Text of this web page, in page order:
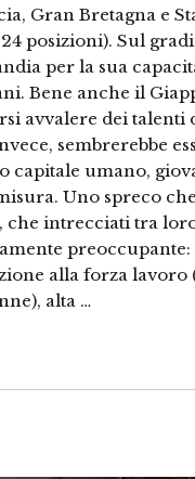
Gran Bretagna e
posizioni). Sul
per la sua
Bene anche il
avvalere dei talenti
sembrerebbe
capitale umano,
Uno spreco
che intrecciati tra
alla forza
alta …